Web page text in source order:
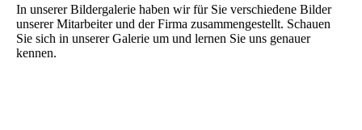
In unserer Bildergalerie haben wir für Sie verschiedene Bilder
unserer Mitarbeiter und der Firma zusammengestellt. Schauen
Sie sich in unserer Galerie um und lernen Sie uns genauer
kennen.